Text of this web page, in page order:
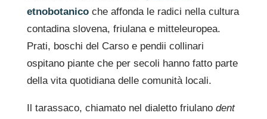
etnobotanico che affonda le radici nella cultura
contadina slovena, friulana e mitteleuropea.
Prati, boschi del Carso e pendii collinari
ospitano piante che per secoli hanno fatto parte
della vita quotidiana delle comunità locali.
Il tarassaco, chiamato nel dialetto friulano dent